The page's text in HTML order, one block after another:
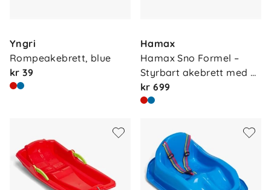
Yngri
Rompeakebrett, blue
kr 39
Hamax
Hamax Sno Formel –
Styrbart akebrett med
ra…
kr 699